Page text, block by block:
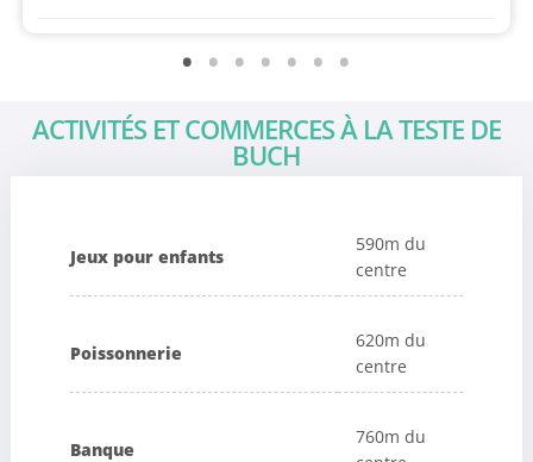
ACTIVITÉS ET COMMERCES À LA TESTE DE
BUCH
Jeux pour enfants
590m du
centre
Poissonnerie
620m du
centre
Banque
760m du